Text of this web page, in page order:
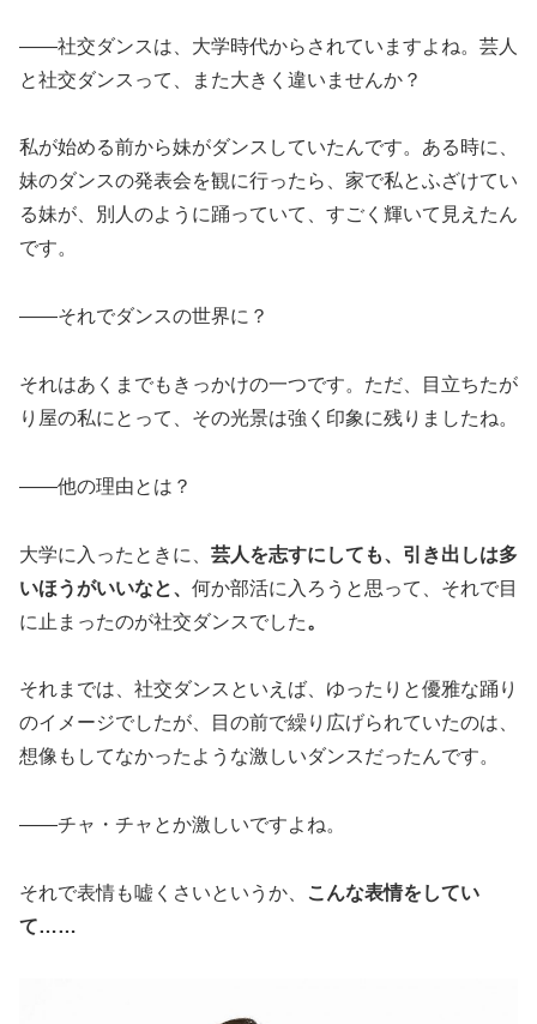
――社交ダンスは、大学時代からされていますよね。芸人
と社交ダンスって、また大きく違いませんか？
私が始める前から妹がダンスしていたんです。ある時に、
妹のダンスの発表会を観に行ったら、家で私とふざけてい
る妹が、別人のように踊っていて、すごく輝いて見えたん
です。
――それでダンスの世界に？
それはあくまでもきっかけの一つです。ただ、目立ちたが
り屋の私にとって、その光景は強く印象に残りましたね。
――他の理由とは？
大学に入ったときに、 芸人を志すにしても、引き出しは多
いほうがいいなと、 何か部活に入ろうと思って、それで目
に止まったのが社交ダンスでした。
それまでは、社交ダンスといえば、ゆったりと優雅な踊り
のイメージでしたが、目の前で繰り広げられていたのは、
想像もしてなかったような激しいダンスだったんです。
――チャ・チャとか激しいですよね。
それで表情も嘘くさいというか、
こんな表情をしてい
て……